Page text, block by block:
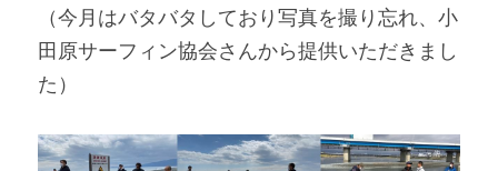
（今月はバタバタしており写真を撮り忘れ、小
田原サーフィン協会さんから提供いただきまし
た）